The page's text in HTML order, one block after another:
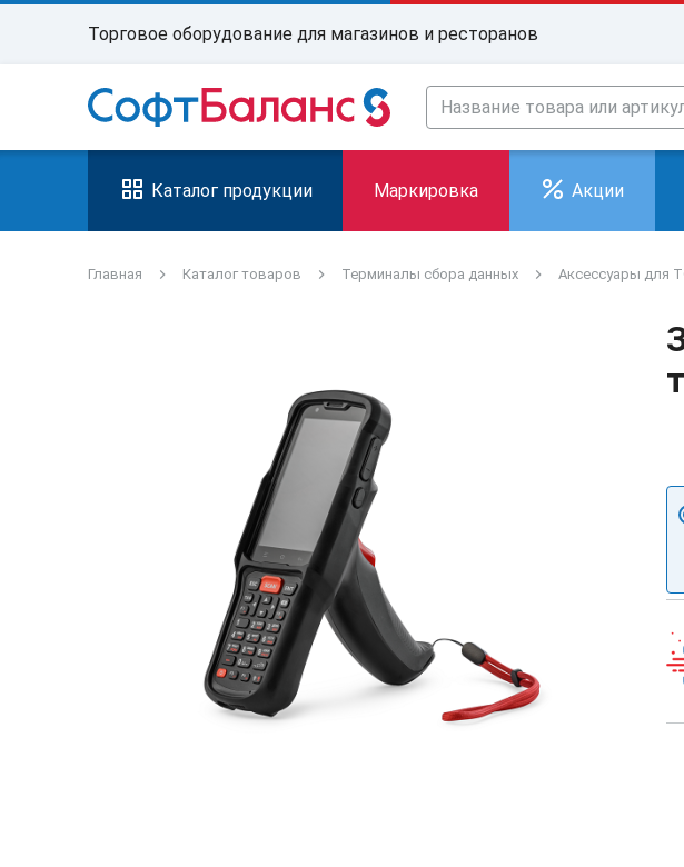
Торговое оборудование для магазинов и ресторанов
Каталог продукции Маркировка Акции
Главная Каталог товаров Терминалы сбора данных Аксессуары для